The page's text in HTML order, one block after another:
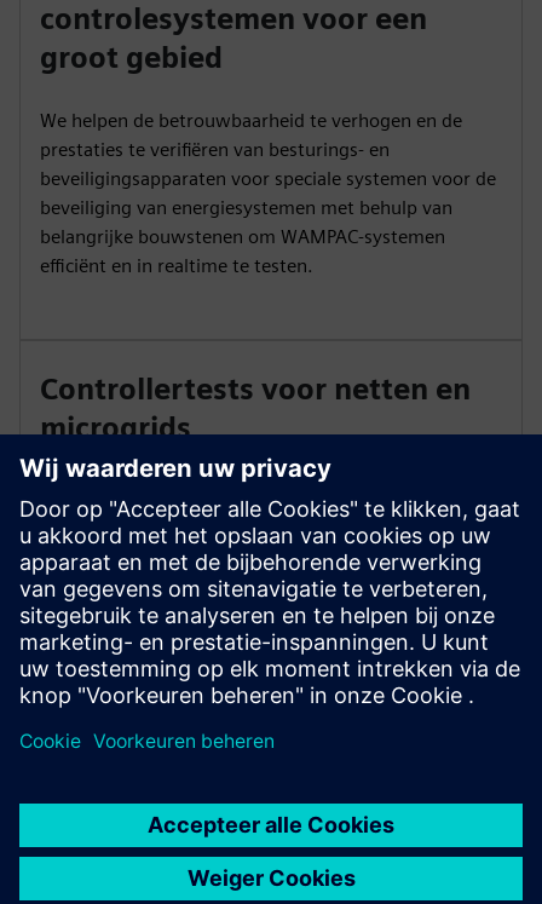
controlesystemen voor een
groot gebied
We helpen de betrouwbaarheid te verhogen en de
prestaties te verifiëren van besturings- en
beveiligingsapparaten voor speciale systemen voor de
beveiliging van energiesystemen met behulp van
belangrijke bouwstenen om WAMPAC-systemen
efficiënt en in realtime te testen.
Controllertests voor netten en
microgrids
PTI-experts testen de hardware van controllers in een
gesloten circuit met gedetailleerde realtime-
omgevingen om nieuwe besturingsschema's voor
transmissie- en distributiesystemen en microgrids te
ontwikkelen en nieuwe concepten te verfijnen.